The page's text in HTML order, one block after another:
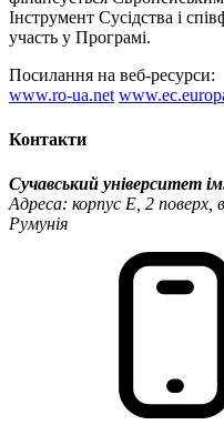
Інструмент Сусідства і
участь у Програмі.
Посилання на веб-ресурси:
www.ro-ua.net
Контакти
Сучавський університет
Адреса: корпус Е, 2 поверх,
Румунія